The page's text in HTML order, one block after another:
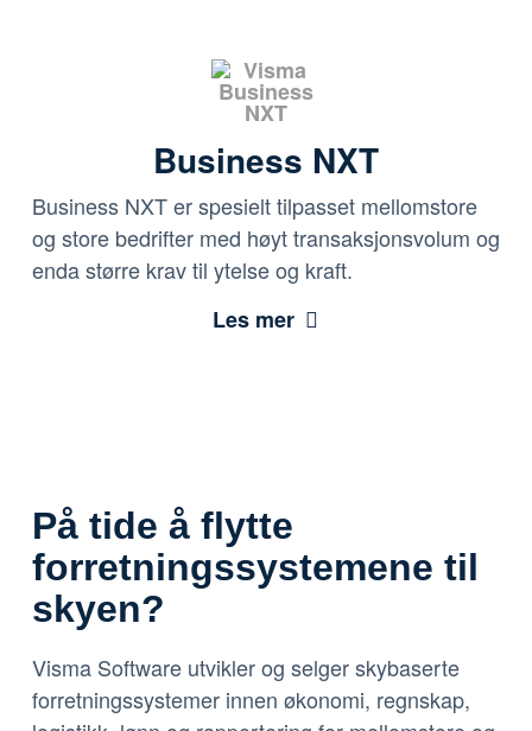
Business NXT
Business NXT er spesielt tilpasset mellomstore
og store bedrifter med høyt transaksjonsvolum og
enda større krav til ytelse og kraft.
Les mer
På tide å flytte
forretnings­systemene til
skyen?
Visma Software utvikler og selger skybaserte
forretnings­systemer innen økonomi, regnskap,